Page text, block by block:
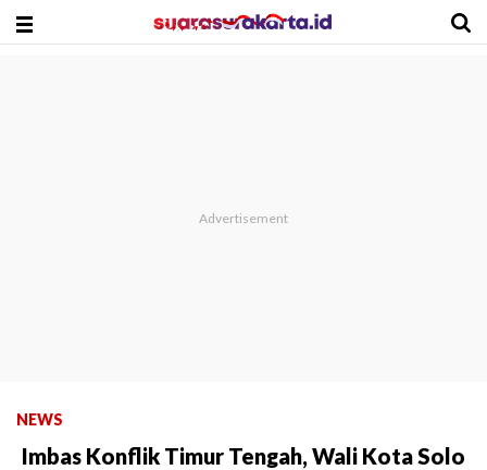
NEWS
Imbas Konflik Timur Tengah, Wali Kota Solo